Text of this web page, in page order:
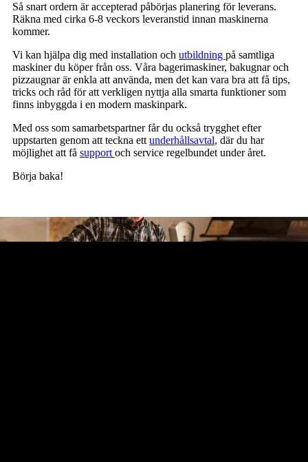
Så snart ordern är accepterad påbörjas planering för leverans.
Räkna med cirka 6-8 veckors leveranstid innan maskinerna
kommer.
Vi kan hjälpa dig med installation och utbildning på samtliga
maskiner du köper från oss. Våra bagerimaskiner, bakugnar och
pizzaugnar är enkla att använda, men det kan vara bra att få tips,
tricks och råd för att verkligen nyttja alla smarta funktioner som
finns inbyggda i en modern maskinpark.
Med oss som samarbetspartner får du också trygghet efter
uppstarten genom att teckna ett underhållsavtal, där du har
möjlighet att få support och service regelbundet under året.
Börja baka!